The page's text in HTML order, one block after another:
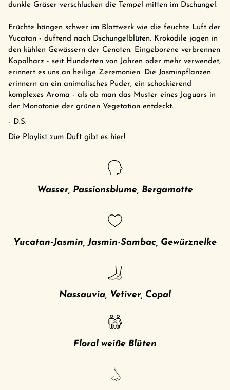
dunkle Gräser verschlucken die Tempel mitten im Dschungel.
Früchte hängen schwer im Blattwerk wie die feuchte Luft der
Yucatan - duftend nach Dschungelblüten. Krokodile jagen in
den kühlen Gewässern der Cenoten. Eingeborene verbrennen
Kopalharz - seit Hunderten von Jahren oder mehr verwendet,
erinnert es uns an heilige Zeremonien. Die Jasminpflanzen
erinnern an ein animalisches Puder, ein schockierend
komplexes Aroma - als ob man das Muster eines Jaguars in
der Monotonie der grünen Vegetation entdeckt.
- D.S.
Die Playlist zum Duft gibt es hier!
Wasser, Passionsblume, Bergamotte
Yucatan-Jasmin, Jasmin-Sambac, Gewürznelke
Nassauvia, Vetiver, Copal
Floral weiße Blüten